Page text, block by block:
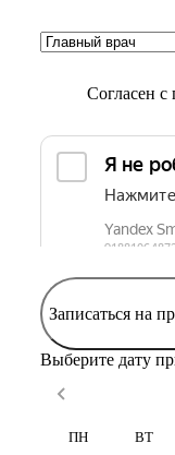
Согласен с
Записаться на
Выберите дату
ПН ВТ